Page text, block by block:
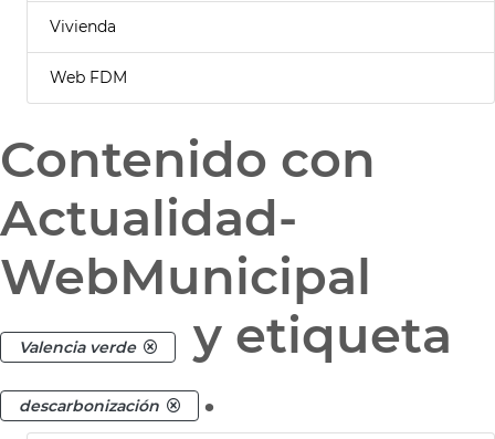
Vivienda
Web FDM
Contenido con
Actualidad-
WebMunicipal
Valencia verde y etiqueta
descarbonización .